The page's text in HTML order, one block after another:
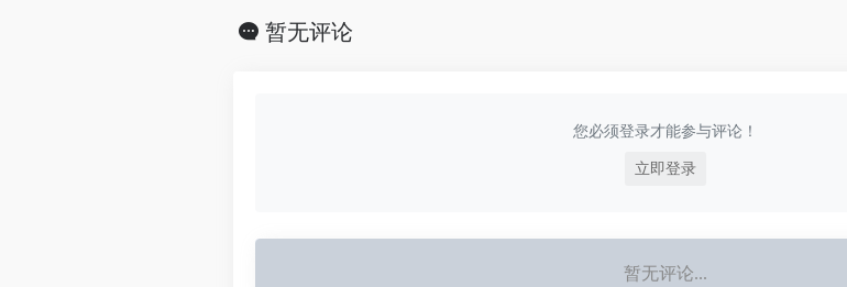
图、思维导图为一体，支持团
队项目实时协作和管理，金融
暂无评论
您必须登录才能参与评论！
立即登录
暂无评论...